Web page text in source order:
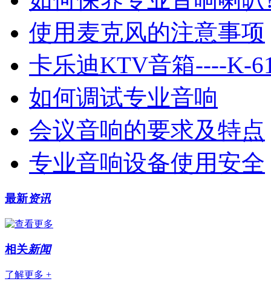
使用麦克风的注意事项
卡乐迪KTV音箱----K-
如何调试专业音响
会议音响的要求及特点
专业音响设备使用安全
最新资讯
相关新闻
了解更多 +